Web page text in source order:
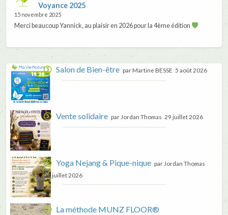
Voyance 2025
15 novembre 2025
Merci beaucoup Yannick, au plaisir en 2026 pour la 4ème édition
Salon de Bien-être par Martine BESSE 5 août 2026
Vente solidaire par Jordan Thomas 29 juillet 2026
Yoga Nejang & Pique-nique par Jordan Thomas
29 juillet 2026
La méthode MUNZ FLOOR®